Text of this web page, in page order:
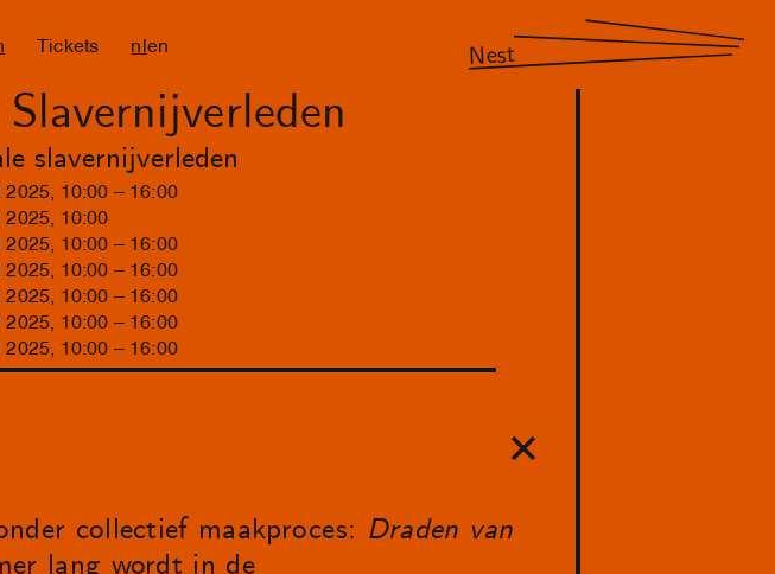
Tickets nl en Nest
slavernijverleden
2025 10:00 16 : 00
2025 10:00
2025 10:00 16 : 00
2025 10:00 16 : 00
2025 10:00 16 : 00
2025 10:00 16 : 00
2025 10:00 16 : 00
collectief maakproces: Draden van
lang wordt in de